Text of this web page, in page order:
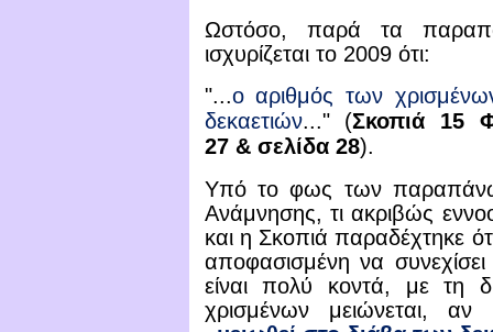
Ωστόσο, παρά τα
ισχυρίζεται το 2009 ότι:
"...ο αριθμός των
δεκαετιών..."(Σκοπιά
15
27 & σελίδα 28).
Υπό το φως των παραπάνω
Ανάμνησης, τι ακριβώς
και η Σκοπιά παραδέχτηκε
αποφασισμένη να
είναι πολύ κοντά, με τη
χρισμένων μειώνεται,